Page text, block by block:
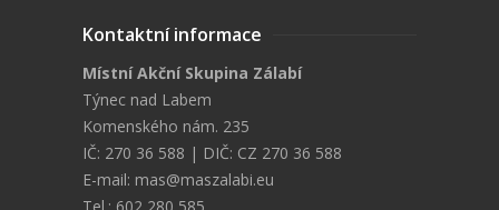
Kontaktní informace
Místní Akční Skupina Zálabí
Týnec nad Labem
Komenského nám. 235
IČ: 270 36 588 | DIČ: CZ 270 36 588
E-mail: mas@maszalabi.eu